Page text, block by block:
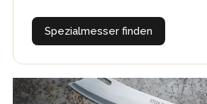
Spezialmesser finden